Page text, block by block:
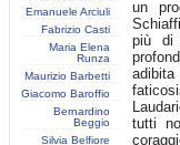
Emanuele Arciuli
Fabrizio Casti
Maria Elena
Runza
Maurizio Barbetti
Giacomo Baroffio
Bernardino
Beggio
Silvia Belfiore
un
più di
tutti